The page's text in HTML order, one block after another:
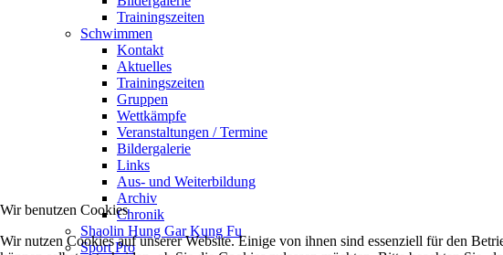
Trainingszeiten
Schwimmen
Kontakt
Aktuelles
Trainingszeiten
Gruppen
Wettkämpfe
Veranstaltungen / Termine
Bildergalerie
Links
Aus- und Weiterbildung
Archiv
Chronik
Shaolin Hung Gar Kung Fu
Sport Pro
Wir benutzen Cookies
Wir nutzen Cookies auf unserer Website. Einige von ihnen sind essenziell für den